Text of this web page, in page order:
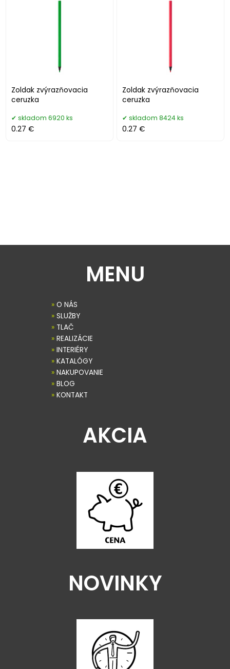
Zoldak zvýrazňovacia
ceruzka
skladom 6920 ks
0.27 €
Zoldak zvýrazňovacia
ceruzka
skladom 8424 ks
0.27 €
MENU
» O NÁS
» SLUŽBY
» TLAČ
» REALIZÁCIE
» INTERIÉRY
» KATALÓGY
» NAKUPOVANIE
» BLOG
» KONTAKT
AKCIA
NOVINKY